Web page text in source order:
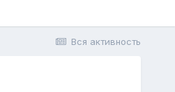
Вся активность